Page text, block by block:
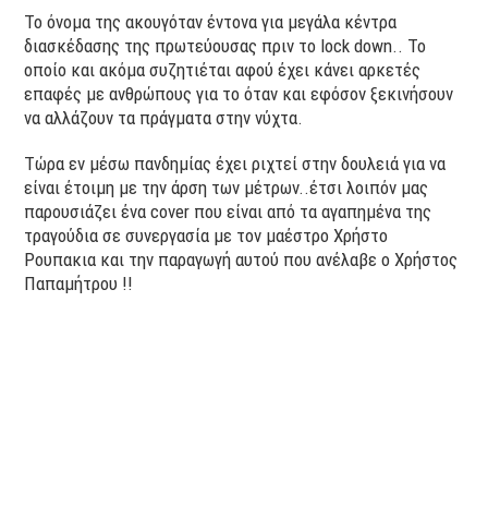
Το όνομα της ακουγόταν έντονα για μεγάλα κέντρα
διασκέδασης της πρωτεύουσας πριν το lock down.. Το
οποίο και ακόμα συζητιέται αφού έχει κάνει αρκετές
επαφές με ανθρώπους για το όταν και εφόσον ξεκινήσουν
να αλλάζουν τα πράγματα στην νύχτα.
Τώρα εν μέσω πανδημίας έχει ριχτεί στην δουλειά για να
είναι έτοιμη με την άρση των μέτρων..έτσι λοιπόν μας
παρουσιάζει ένα cover που είναι από τα αγαπημένα της
τραγούδια σε συνεργασία με τον μαέστρο Χρήστο
Ρουπακια και την παραγωγή αυτού που ανέλαβε ο Χρήστος
Παπαμήτρου !!